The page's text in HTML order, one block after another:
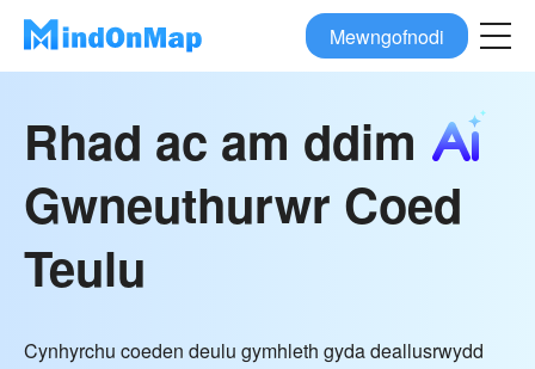
Mewngofnodi
Rhad ac am ddim
Gwneuthurwr Coed
Teulu
Cynhyrchu coeden deulu gymhleth gyda deallusrwydd